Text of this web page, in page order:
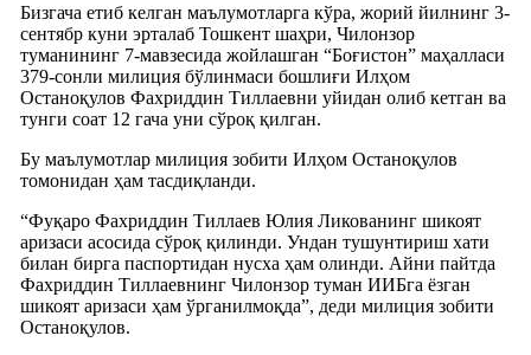
Бизгача етиб келган маълумотларга кўра, жорий йилнинг 3-
сентябр куни эрталаб Тошкент шаҳри, Чилонзор
туманининг 7-мавзесида жойлашган “Боғистон” маҳалласи
379-сонли милиция бўлинмаси бошлиғи Илҳом
Останоқулов Фахриддин Тиллаевни уйидан олиб кетган ва
тунги соат 12 гача уни сўроқ қилган.
Бу маълумотлар милиция зобити Илҳом Останоқулов
томонидан ҳам тасдиқланди.
“Фуқаро Фахриддин Тиллаев Юлия Ликованинг шикоят
аризаси асосида сўроқ қилинди. Ундан тушунтириш хати
билан бирга паспортидан нусха ҳам олинди. Айни пайтда
Фахриддин Тиллаевнинг Чилонзор туман ИИБга ёзган
шикоят аризаси ҳам ўрганилмоқда”, деди милиция зобити
Останоқулов.